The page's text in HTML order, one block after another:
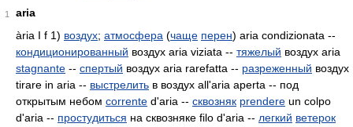
1
aria
ària I f 1) воздух; атмосфера (чаще перен) aria condizionata --
кондиционированный воздух aria viziata -- тяжелый воздух aria
stagnante -- спертый воздух aria rarefatta -- разреженный воздух
tirare in aria -- выстрелить в воздух all'aria aperta -- под
открытым небом corrente d'aria -- сквозняк prendere un colpo
d'aria -- простудиться на сквозняке filo d'aria -- легкий ветерок